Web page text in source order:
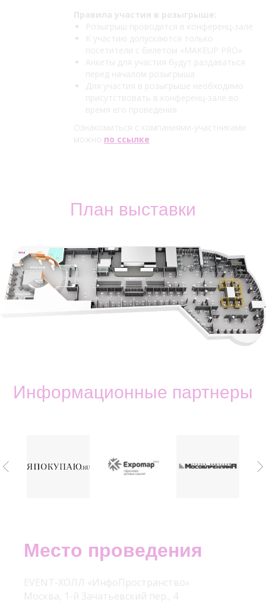
Правила участия в розыгрыше:
Розыгрыш проводится в конференц-зале
К участию допускаются только
посетители с билетом «MAKEUP PRO»
Анкеты для участия будут раздаваться
перед началом розыгрыша
Для участия в розыгрыше необходимо
присутствовать в конференц-зале во
время его проведения
Ознакомиться с компаниями-участниками
можно по ссылке
План выставки
Информационные партнеры
Место проведения
EVENT-ХОЛЛ «ИнфоПространство»
Москва, 1-й Зачатьевский пер., 4